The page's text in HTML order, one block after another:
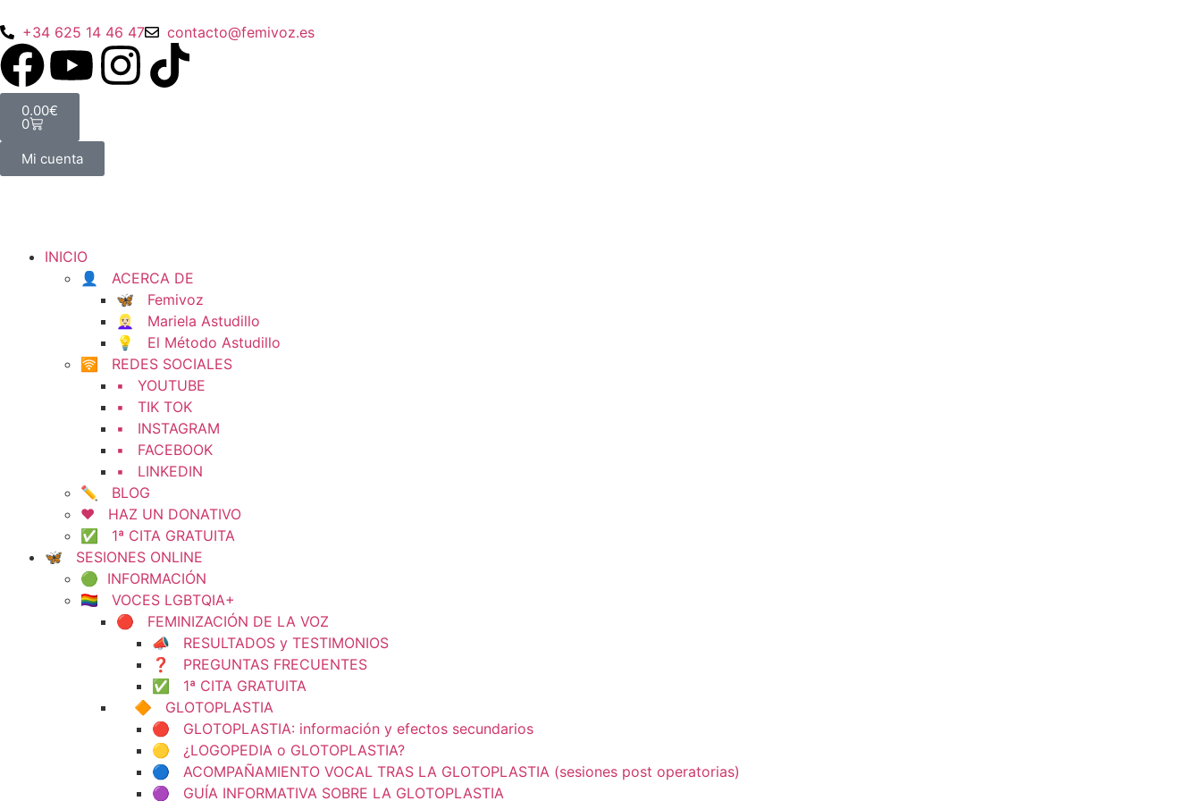
+34 625 14 46 47 contacto@femivoz.es
0.00€
0
Mi cuenta
INICIO
👤 ACERCA DE
🦋 Femivoz
👱🏻‍♀️ Mariela Astudillo
💡 El Método Astudillo
🛜 REDES SOCIALES
▪️ YOUTUBE
▪️ TIK TOK
▪️ INSTAGRAM
▪️ FACEBOOK
▪️ LINKEDIN
✏️ BLOG
❤️ HAZ UN DONATIVO
✅ 1ª CITA GRATUITA
🦋 SESIONES ONLINE
🟢 INFORMACIÓN
🏳️‍🌈 VOCES LGBTQIA+
🔴 FEMINIZACIÓN DE LA VOZ
📣 RESULTADOS y TESTIMONIOS
❓ PREGUNTAS FRECUENTES
✅ 1ª CITA GRATUITA
🔶 GLOTOPLASTIA
🔴 GLOTOPLASTIA: información y efectos secundarios
🟡 ¿LOGOPEDIA o GLOTOPLASTIA?
🔵 ACOMPAÑAMIENTO VOCAL TRAS LA GLOTOPLASTIA (sesiones post operatorias)
🟣 GUÍA INFORMATIVA SOBRE LA GLOTOPLASTIA